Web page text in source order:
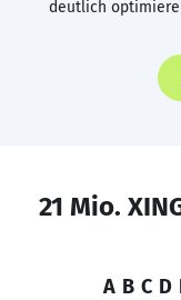
deutlich
21 Mio.
A B C D